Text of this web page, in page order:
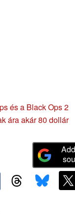
és a Black Ops 2
ára akár 80 dollár